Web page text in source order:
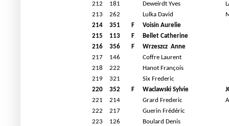
212
181 Deweirdt Yves
213
262 Lulka David
214
351 F
Voisin Aurelie
215
113 F
Bellet Catherine
216
356 F Wrzeszcz Anne
217
146
Coffre Laurent
218
222
Hanot François
219
321
Six Frederic
220
352 F Waclawski Sylvie
221
214 Grard Frederic
222
217
Guerin Frédéric
223
126
Boulard Denis